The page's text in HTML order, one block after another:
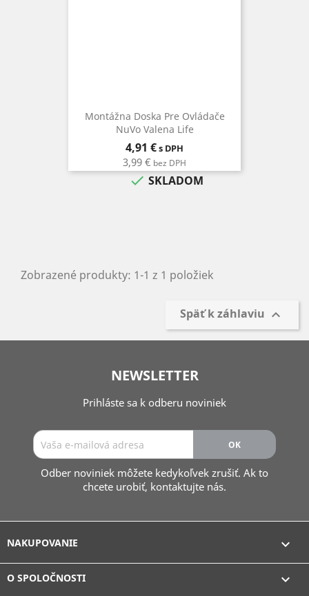
Montážna Doska Pre Ovládače
NuVo Valena Life
Cena
4,91 €s DPH
3,99 € bez DPH
 SKLADOM
Zobrazené produkty: 1-1 z 1 položiek
Späť k záhlaviu 
NEWSLETTER
Prihláste sa k odberu noviniek
Odber noviniek môžete kedykoľvek zrušiť. Ak to
chcete urobiť, kontaktujte nás.
NAKUPOVANIE 
O SPOLOČNOSTI 